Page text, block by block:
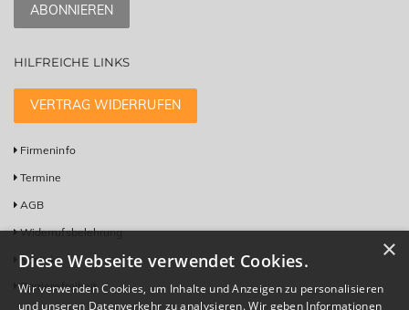
ABONNIEREN
HILFREICHE LINKS
VERTRAG WIDERRUFEN
Firmeninfo
Termine
AGB
Widerrufsbelehrung
Kontakt
Barrierefreiheit
×
Diese Webseite verwendet Cookies.
Wir verwenden Cookies, um Inhalte und Anzeigen zu personalisieren
und unseren Datenverkehr zu analysieren. Wir geben Informationen